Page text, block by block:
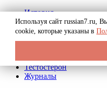
История
Биография
Криминал
Реклама на сайте
Тестостерон
Журналы
Используя сайт russian7.ru,
cookie, которые указаны в